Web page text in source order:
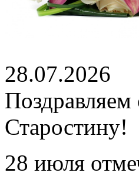
28.07.2026
Старостину!
28 июля